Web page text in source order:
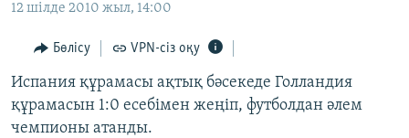
to
Navigation
Skip
to
Search
ҚАҢТАР ОҚИҒАСЫ
АДАМ ҚҰҚЫҚТАРЫ
ӘЛЕУМЕТ
ӘЛЕМ
12 шілде 2010 жыл, 14:00
Бөлісу VPN-сіз оқу
Испания құрамасы ақтық бәсекеде Голландия
құрамасын 1:0 есебімен жеңіп, футболдан әлем
чемпионы атанды.